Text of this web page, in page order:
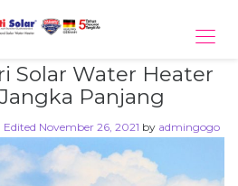
Solar Water Heater
Panjang
Edited November 26, 2021 by admingogo